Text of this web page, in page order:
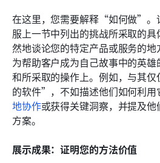
在这里，您需要解释“如何做”。
服上一节中列出的挑战所采取的
然地谈论您的特定产品或服务的
为帮助客户成为自己故事中的英
和所采取的操作上。例如，与其
的软件”，不如描述他们如何利用
地协作或获得关键洞察，并提及
方案。
展示成果：证明您的方法价值